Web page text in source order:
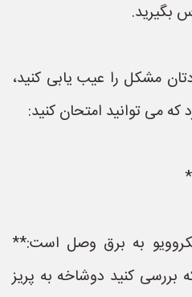
مشکل را عیب یابی کنید،
می توانید امتحان کنید:
به برق وصل است:**
کنید دوشاخه به پریز